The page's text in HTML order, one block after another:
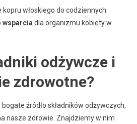
włoskiego do codziennych
wsparcia dla organizmu kobiety w
odżywcze i
zdrowotne?
źródło składników odżywczych,
nasze zdrowie. Znajdziemy w nim